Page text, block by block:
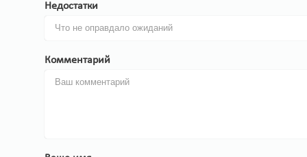
Недостатки
Комментарий